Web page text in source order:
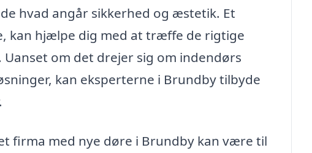
hvad angår sikkerhed og æstetik. Et
kan hjælpe dig med at træffe de rigtige
om det drejer sig om indendørs
kan eksperterne i Brundby tilbyde
firma med nye døre i Brundby kan være til